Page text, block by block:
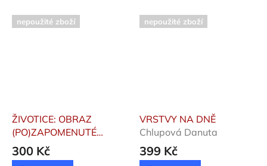
nepoužité zboží
ŽIVOTICE: OBRAZ
(PO)ZAPOMENUTÉ
TRAGÉDIE
300 Kč
nepoužité zboží
VRSTVY NA DNĚ
Chlupová Danuta
399 Kč